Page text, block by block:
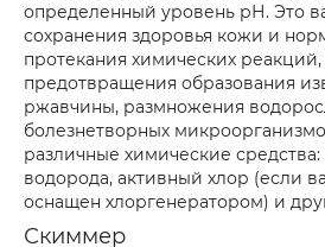
определенный уровень рН. Это
сохранения здоровья кожи и
протекания химических
предотвращения образования
ржавчины, размножения
болезнетворных
различные химические
водорода, активный хлор (если
оснащен хлоргенератором) и
Скиммер